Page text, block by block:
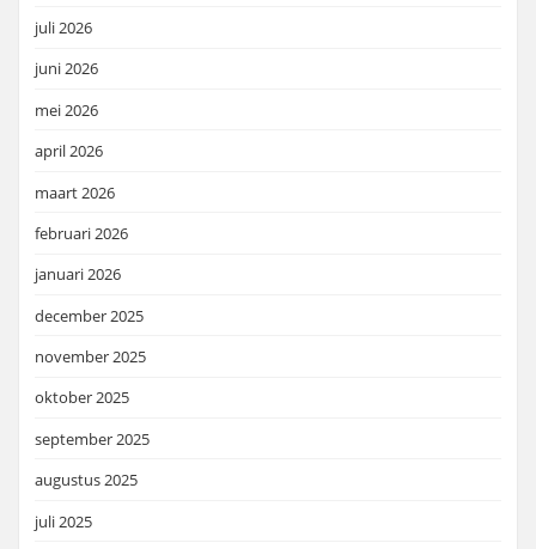
juli 2026
juni 2026
mei 2026
april 2026
maart 2026
februari 2026
januari 2026
december 2025
november 2025
oktober 2025
september 2025
augustus 2025
juli 2025